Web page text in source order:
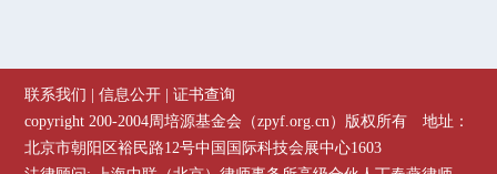
联系我们 |信息公开 |证书查询
copyright 200-2004周培源基金会（zpyf.org.cn）版权所有 地址：
北京市朝阳区裕民路12号中国国际科技会展中心1603